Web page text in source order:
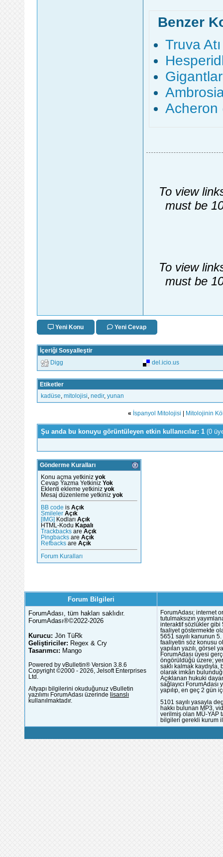
Benzer
Truva
Acheron
To view
must be
To view
must be
Yeni Konu Yeni Cevap
İçeriği Sosyalleştir
Digg del.icio.us
Etiketler
kadüse mitolojisi nedir, yunan
« İspanyol Mitolojisi Mitolojinin
Şu anda bu konuyu görüntüleyen etkin kullanıcılar: 1 (0
Gönderme Kuralları
Konu açma yetkiniz yok
Cevap Yazma Yetkiniz Yok
Eklenti ekleme yetkiniz yok
Mesaj düzenleme yetkiniz yok
BB code is Açık
Smileler Açık
[IMG]
Kodları Açık
HTML-Kodu Kapalı
Trackbacks are Açık
Pingbacks are Açık
Refbacks are Açık
Forum Kuralları
Forum Bilgileri
ForumAdası, tüm hakları saklıdır.
ForumAdası®©2022-2026
Kurucu: Jön TüRk
Geliştiriciler: Regex & Cry
Tasarımcı: Mango
Powered by vBulletin® Version 3.8.6
Copyright ©2000 - 2026, Jelsoft Enterprises
Ltd.
Altyapı bilgilerini okuduğunuz vBulletin
yazılımı ForumAdası üzerinde lisanslı
kullanılmaktadır.
ForumAdası; internet
tutulmaksızın
interaktif sözlükler gibi
faaliyet göstermekte
5651 sayılı kanunun
faaliyetin söz konusu
yapılan yazılı, görsel
ForumAdası üyesi
öngörüldüğü üzere;
saklı kalmak
olarak imkân
Açıklanan hukuki
sağlayıcı
yapılıp, en geç 2 gün
5101 sayılı yasayla
hakkı bulunan MP3,
verilmiş olan MÜ-YAP
bilgileri gerekli kurum